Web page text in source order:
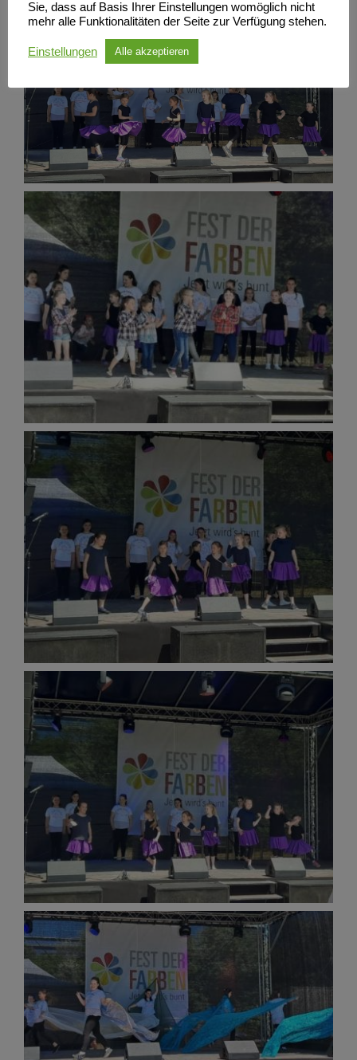
Sie, dass auf Basis Ihrer Einstellungen womöglich nicht
mehr alle Funktionalitäten der Seite zur Verfügung stehen.
Einstellungen Alle akzeptieren